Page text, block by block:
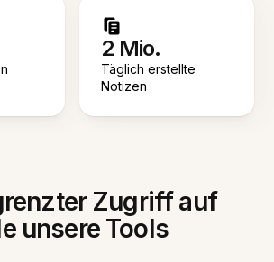
2 Mio.
Täglich erstellte
Notizen
Zugriff auf
unsere Tools